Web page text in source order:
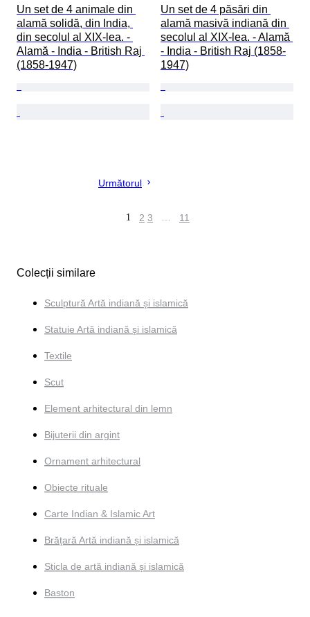
Un set de 4 animale din
alamă solidă, din India,
din secolul al XIX-lea. -
Alamă - India - British Raj
(1858-1947)
Un set de 4 păsări din
alamă masivă indiană din
secolul al XIX-lea. - Alamă
- India - British Raj (1858-
1947)
Următorul
1 2 3 … 11
Colecții similare
Sculptură Artă indiană și islamică
Statuie Artă indiană și islamică
Textile
Scut
Element arhitectural din lemn
Bijuterii din argint
Ornament arhitectural
Obiecte rituale
Carte Indian & Islamic Art
Brățară Artă indiană și islamică
Sticla de artă indiană și islamică
Baston